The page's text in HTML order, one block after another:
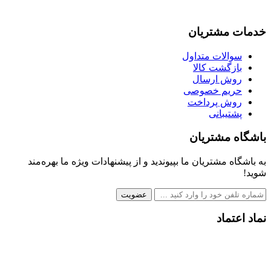
خدمات مشتریان
سوالات متداول
بازگشت کالا
روش ارسال
حریم خصوصی
روش پرداخت
پشتیبانی
باشگاه مشتریان
به باشگاه مشتریان ما بپیوندید و از پیشنهادات ویژه ما بهره‌مند
شوید!
عضویت
نماد اعتماد